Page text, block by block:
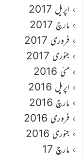
اپریل 2017
مارچ 2017
فروری 2017
جنوری 2017
مئی 2016
اپریل 2016
مارچ 2016
فروری 2016
جنوری 2016
مارچ 17